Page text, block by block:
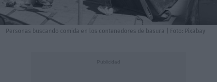
Personas buscando comida en los contenedores de basura | Foto: Pixabay